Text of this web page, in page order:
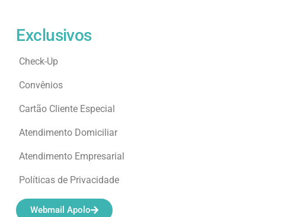
Exclusivos
Check-Up
Convênios
Cartão Cliente Especial
Atendimento Domiciliar
Atendimento Empresarial
Políticas de Privacidade
Webmail Apolo